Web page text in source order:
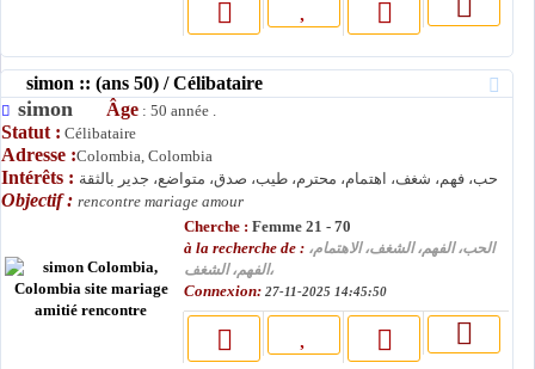
simon :: (ans 50) / Célibataire
simon Âge : 50 année .
Statut : Célibataire
Adresse :Colombia, Colombia
Intérêts : حب، فهم، شغف، اهتمام، محترم، طيب، صدق، متواضع، جدير بالثقة
Objectif : rencontre mariage amour
Cherche : Femme 21 - 70
à la recherche de : الحب، الفهم، الشغف، الاهتمام،
الفهم، الشغف،
Connexion: 27-11-2025 14:45:50